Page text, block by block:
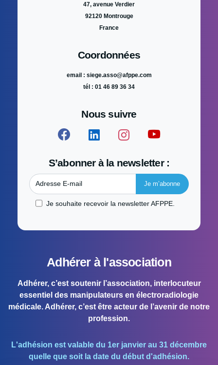
Adhérer à l'association
Adhérer, c’est soutenir l’association, interlocuteur
essentiel des manipulateurs en électroradiologie
médicale. Adhérer, c’est être acteur de l’avenir de notre
profession.
L'adhésion est valable du 1er janvier au 31 décembre
quelle que soit la date du début d'adhésion.
47, avenue Verdier
92120 Montrouge
France
Coordonnées
email : siege.asso@afppe.com
tél : 01 46 89 36 34
Nous suivre
S’abonner à la newsletter :
Adresse E-mail
Je souhaite recevoir la newsletter AFPPE.